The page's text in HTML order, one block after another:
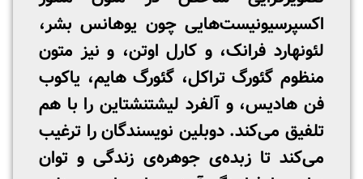
اکسپرسیونیست‌هایی چون یوهانس بشر،
لئونهارد فرانک، و کارل اوتن، و نیز متون
منظوم گئورگ تراکل، گئورگ هایم، یاکوب
فن هادیس، و آلفرد لیشتنشتاین را با هم
تلفیق می‌کند. دوبلین نویسندگان را ترغیب
می‌کند تا زبده‌ی جوهره‌ی زندگی و توان